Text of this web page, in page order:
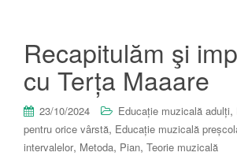
Recapitulăm şi
cu Terța Maaare
23/10/2024 Educație muzicală adulți,
pentru orice vârstă, Educație muzicală
intervalelor, Metoda, Pian, Teorie muzicală